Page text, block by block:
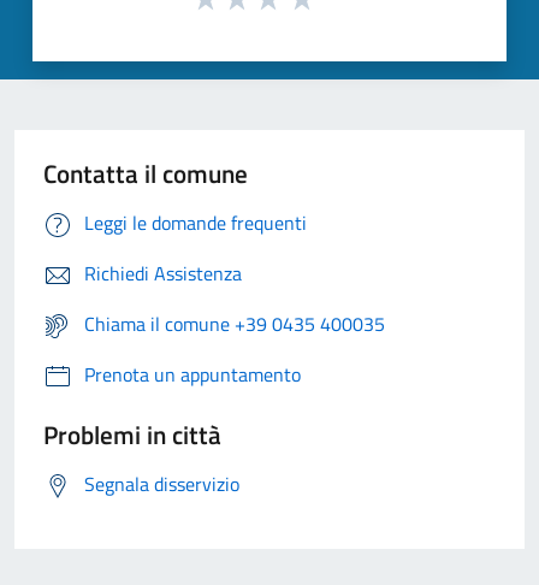
Contatta il comune
Leggi le domande frequenti
Richiedi Assistenza
Chiama il comune +39 0435 400035
Prenota un appuntamento
Problemi in città
Segnala disservizio